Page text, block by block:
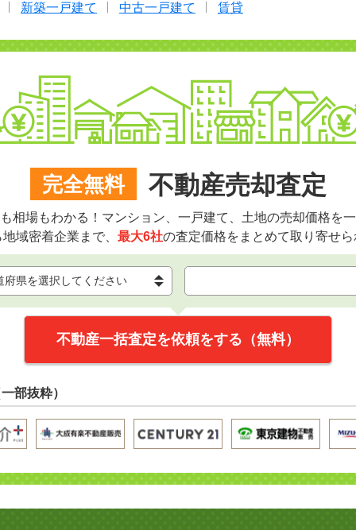
新築一戸建て 中古一戸建て 賃貸
完全無料 不動産売却査定
相場もわかる！マンション、一戸建て、土地の売却価格を
域密着企業まで、 最大6社の査定価格をまとめて取り寄せ
不動産一括査定を依頼をする（無料）
部抜粋）